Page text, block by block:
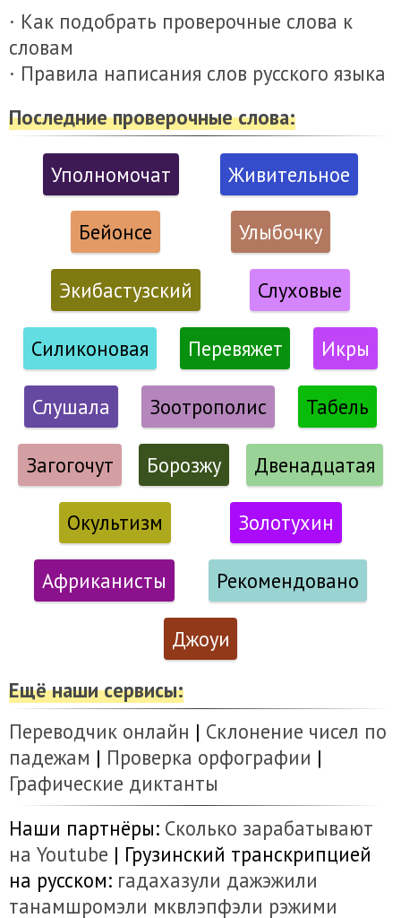
· Как подобрать проверочные слова к
словам
· Правила написания слов русского языка
Последние проверочные слова:
Уполномочат Живительное
Бейонсе Улыбочку
Экибастузский Слуховые
Силиконовая Перевяжет Икры
Слушала Зоотрополис Табель
Загогочут Борозжу Двенадцатая
Окультизм Золотухин
Африканисты Рекомендовано
Джоуи
Ещё наши сервисы:
Переводчик онлайн | Склонение чисел по
падежам | Проверка орфографии |
Графические диктанты
Наши партнёры: Сколько зарабатывают
на Youtube | Грузинский транскрипцией
на русском: гадахазули дажэжили
танамшромэли мквлэпфэли рэжими